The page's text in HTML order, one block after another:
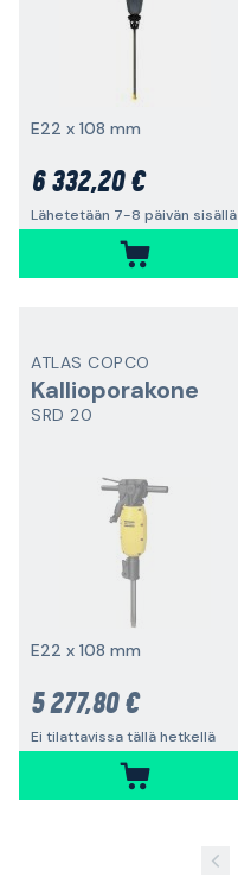
E22 x 108 mm
6 332,20 €
Lähetetään 7-8 päivän sisällä
ATLAS COPCO
Kallioporakone
SRD 20
E22 x 108 mm
5 277,80 €
Ei tilattavissa tällä hetkellä